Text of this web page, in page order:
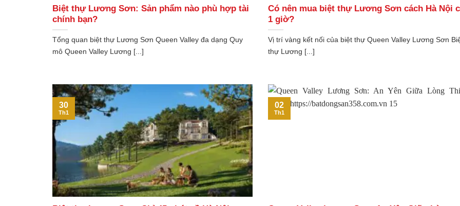
Biệt thự Lương Sơn: Sản phẩm nào phù hợp tài
chính bạn?
Tổng quan biệt thự Lương Sơn Queen Valley đa dạng Quy
mô Queen Valley Lương [...]
Có nên mua biệt thự Lương Sơn cách Hà Nội
1 giờ?
Vị trí vàng kết nối của biệt thự Queen Valley Lương Sơn
thự Lương [...]
30
Th1
02
Th1